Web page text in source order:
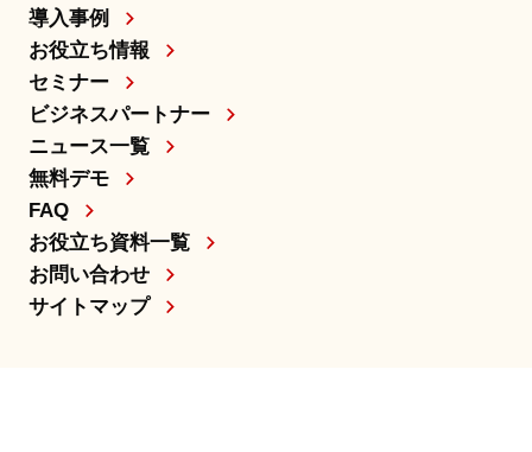
導入事例
お役立ち情報
セミナー
ビジネスパートナー
ニュース一覧
無料デモ
FAQ
お役立ち資料一覧
お問い合わせ
サイトマップ